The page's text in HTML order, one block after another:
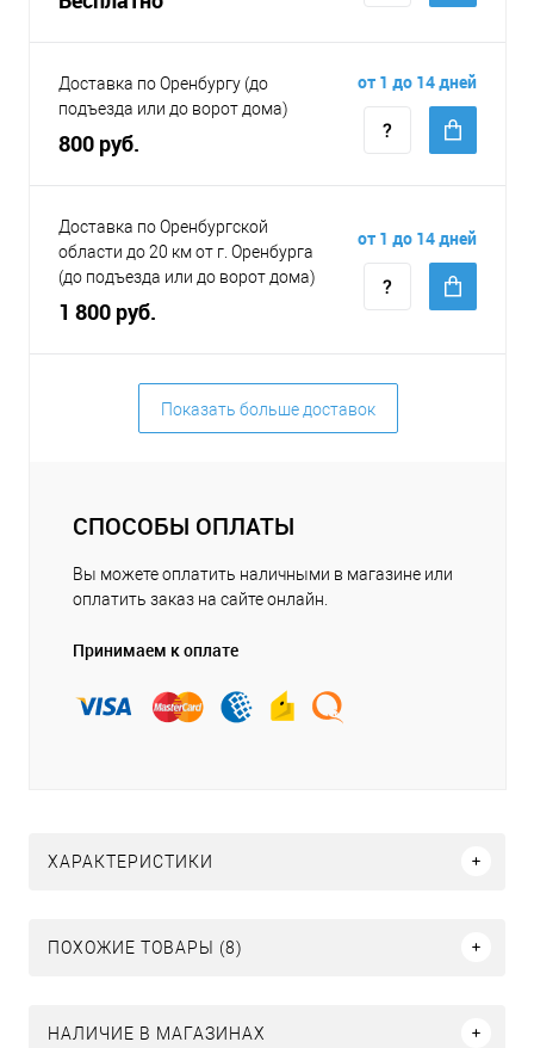
Доставка по Оренбургу (до
подъезда или до ворот дома)
800 руб.
от 1 до 14 дней
Доставка по Оренбургской
области до 20 км от г. Оренбурга
(до подъезда или до ворот дома)
1 800 руб.
от 1 до 14 дней
Показать больше доставок
СПОСОБЫ ОПЛАТЫ
Вы можете оплатить наличными в магазине или
оплатить заказ на сайте онлайн.
Принимаем к оплате
ХАРАКТЕРИСТИКИ
ПОХОЖИЕ ТОВАРЫ (8)
НАЛИЧИЕ В МАГАЗИНАХ